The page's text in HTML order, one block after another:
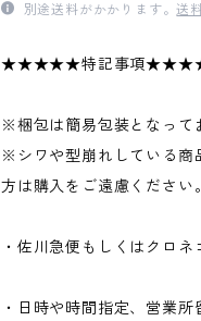
別途送料がかかります。送
★★★★★特記事項
※梱包は簡易包装となって
※シワや型崩れしている商
方は購入をご遠慮ください。
・佐川急便もしくはクロネ
・日時や時間指定、営業